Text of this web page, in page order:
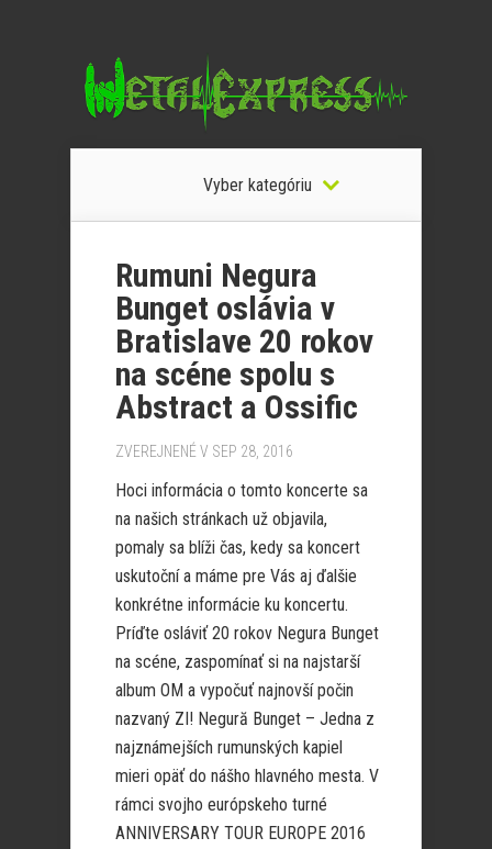
Vyber kategóriu
Rumuni Negura
Bunget oslávia v
Bratislave 20 rokov
na scéne spolu s
Abstract a Ossific
ZVEREJNENÉ V SEP 28, 2016
Hoci informácia o tomto koncerte sa
na našich stránkach už objavila,
pomaly sa blíži čas, kedy sa koncert
uskutoční a máme pre Vás aj ďalšie
konkrétne informácie ku koncertu.
Príďte osláviť 20 rokov Negura Bunget
na scéne, zaspomínať si na najstarší
album OM a vypočuť najnovší počin
nazvaný ZI! Negură Bunget – Jedna z
najznámejších rumunských kapiel
mieri opäť do nášho hlavného mesta. V
rámci svojho európskeho turné
ANNIVERSARY TOUR EUROPE 2016